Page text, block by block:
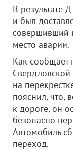
В результате
и был
совершивший
место аварии.
Как сообщает
на
пояснил, что,
к дороге, он
безопасно
Автомобиль
переход.